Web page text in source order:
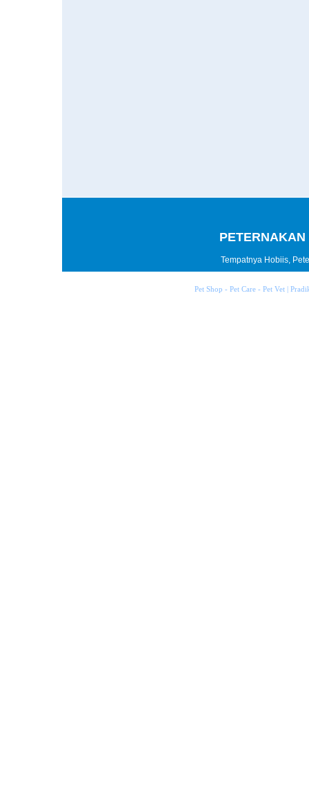
Tempatnya Hobiis,
Pet Shop - Pet Care - Pet Vet |